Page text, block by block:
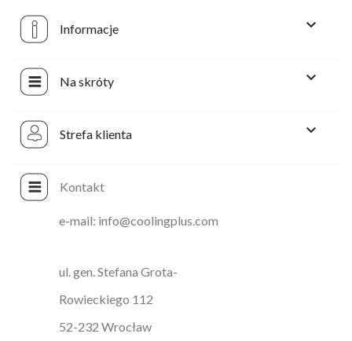
Informacje 
Na skróty 
Strefa klienta 
Kontakt
e-mail: info@coolingplus.com
ul. gen. Stefana Grota-
Rowieckiego 112
52-232 Wrocław